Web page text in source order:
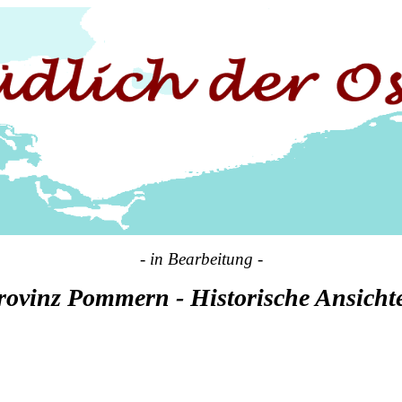
- in Bearbeitung -
Pommern - Historische